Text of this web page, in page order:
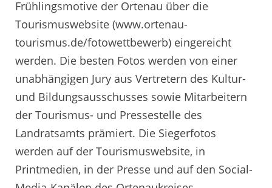
Frühlingsmotive der Ortenau über die
Tourismuswebsite (www.ortenau-
tourismus.de/fotowettbewerb) eingereicht
werden. Die besten Fotos werden von einer
unabhängigen Jury aus Vertretern des Kultur-
und Bildungsausschusses sowie Mitarbeitern
der Tourismus- und Pressestelle des
Landratsamts prämiert. Die Siegerfotos
werden auf der Tourismuswebsite, in
Printmedien, in der Presse und auf den Social-